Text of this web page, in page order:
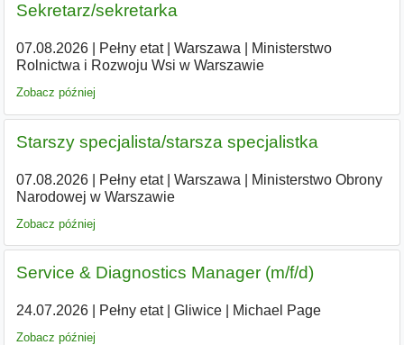
Sekretarz/sekretarka
07.08.2026| Pełny etat| Warszawa
Ministerstwo
Rolnictwa i Rozwoju Wsi w Warszawie
Zobacz później
Starszy specjalista/starsza specjalistka
07.08.2026| Pełny etat| Warszawa
Ministerstwo Obrony
Narodowej w Warszawie
Zobacz później
Service & Diagnostics Manager (m/f/d)
24.07.2026| Pełny etat| Gliwice| Michael Page
Zobacz później